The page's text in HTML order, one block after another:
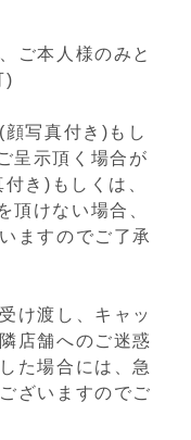
ご本人様のみと
)
写真付き)もし
呈示頂く場合が
き)もしくは、
頂けない場合、
ますのでご了承
け渡し、キャッ
店舗へのご迷惑
た場合には、急
ざいますのでご